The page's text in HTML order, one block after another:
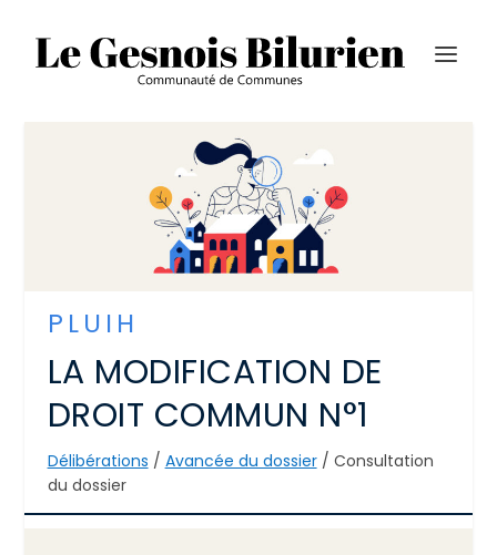
PLUIH
LA MODIFICATION DE
DROIT COMMUN N°1
Délibérations / Avancée du dossier/ Consultation
du dossier